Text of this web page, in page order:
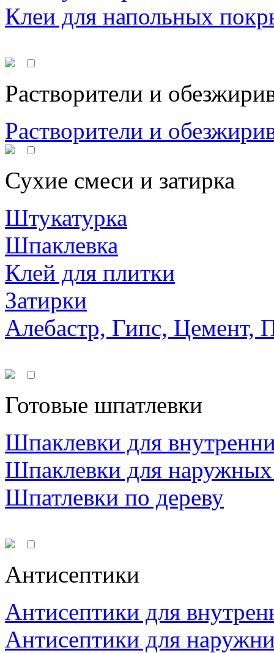
Клеи для напольных
Растворители и
Растворители и
Сухие смеси и затирка
Штукатурка
Шпаклевка
Клей для плитки
Затирки
Алебастр, Гипс, Цемент,
Готовые шпатлевки
Шпаклевки для
Шпаклевки для наружных
Шпатлевки по дереву
Антисептики
Антисептики для
Антисептики для